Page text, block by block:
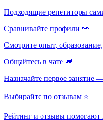
Подходящие репетиторы
Сравнивайте профили 👀
Смотрите опыт,
Общайтесь в чате 💬
Назначайте первое занятие
Выбирайте по отзывам ⭐
Рейтинг и отзывы помогают